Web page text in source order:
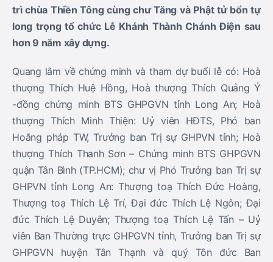
trì chùa Thiền Tông cùng chư Tăng và Phật tử bổn tự
long trọng tổ chức Lễ Khánh Thành Chánh Điện sau
hơn 9 năm xây dựng.
Quang lâm về chứng minh và tham dự buổi lễ có: Hoà
thượng Thích Huệ Hồng, Hoà thượng Thích Quảng Ý
-đồng chứng minh BTS GHPGVN tỉnh Long An; Hoà
thượng Thích Minh Thiện: Uỷ viên HĐTS, Phó ban
Hoằng pháp TW, Trưởng ban Trị sự GHPVN tỉnh; Hoà
thượng Thích Thanh Sơn – Chứng minh BTS GHPGVN
quận Tân Bình (TP.HCM); chư vị Phó Trưởng ban Trị sự
GHPVN tỉnh Long An: Thượng toạ Thích Đức Hoàng,
Thượng toạ Thích Lệ Trí, Đại đức Thích Lệ Ngôn; Đại
đức Thích Lệ Duyên; Thượng toạ Thích Lệ Tấn – Uỷ
viên Ban Thường trực GHPGVN tỉnh, Trưởng ban Trị sự
GHPGVN huyện Tân Thạnh và quý Tôn đức Ban